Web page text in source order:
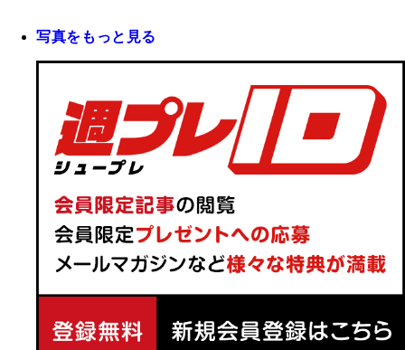
写真をもっと見る